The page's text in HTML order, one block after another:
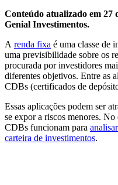
Conteúdo atualizado em 27
Genial Investimentos.
A renda fixa é uma classe de
uma previsibilidade sobre os
procurada por investidores
diferentes objetivos. Entre as
CDBs (certificados de
Essas aplicações podem ser
se expor a riscos menores.
CDBs funcionam para
carteira de investimentos.